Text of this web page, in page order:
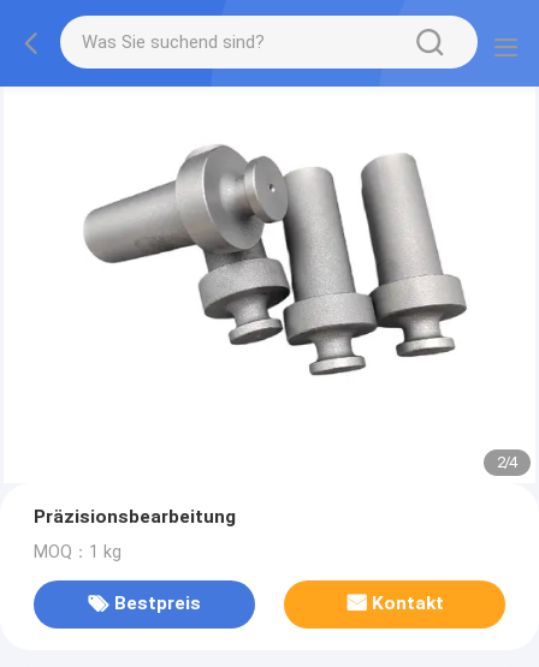
2/4
Präzisionsbearbeitung
MOQ：1 kg
Bestpreis Kontakt